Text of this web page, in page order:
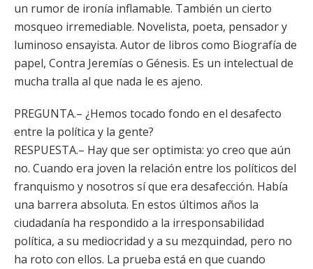
un rumor de ironía inflamable. También un cierto
mosqueo irremediable. Novelista, poeta, pensador y
luminoso ensayista. Autor de libros como Biografía de
papel, Contra Jeremías o Génesis. Es un intelectual de
mucha tralla al que nada le es ajeno.
PREGUNTA.– ¿Hemos tocado fondo en el desafecto
entre la política y la gente?
RESPUESTA.– Hay que ser optimista: yo creo que aún
no. Cuando era joven la relación entre los políticos del
franquismo y nosotros sí que era desafección. Había
una barrera absoluta. En estos últimos años la
ciudadanía ha respondido a la irresponsabilidad
política, a su mediocridad y a su mezquindad, pero no
ha roto con ellos. La prueba está en que cuando